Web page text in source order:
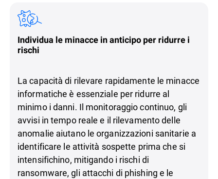
Individua le minacce in anticipo per ridurre i
rischi
La capacità di rilevare rapidamente le minacce
informatiche è essenziale per ridurre al
minimo i danni. Il monitoraggio continuo, gli
avvisi in tempo reale e il rilevamento delle
anomalie aiutano le organizzazioni sanitarie a
identificare le attività sospette prima che si
intensifichino, mitigando i rischi di
ransomware, gli attacchi di phishing e le